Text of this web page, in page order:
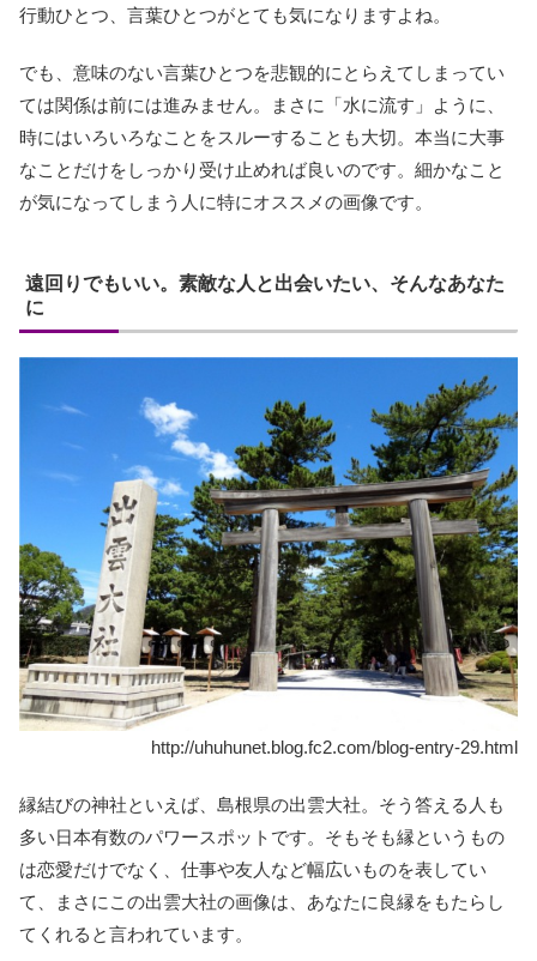
行動ひとつ、言葉ひとつがとても気になりますよね。
でも、意味のない言葉ひとつを悲観的にとらえてしまってい
ては関係は前には進みません。まさに「水に流す」ように、
時にはいろいろなことをスルーすることも大切。本当に大事
なことだけをしっかり受け止めれば良いのです。細かなこと
が気になってしまう人に特にオススメの画像です。
遠回りでもいい。素敵な人と出会いたい、そんなあなた
に
http://uhuhunet.blog.fc2.com/blog-entry-29.html
縁結びの神社といえば、島根県の出雲大社。そう答える人も
多い日本有数のパワースポットです。そもそも縁というもの
は恋愛だけでなく、仕事や友人など幅広いものを表してい
て、まさにこの出雲大社の画像は、あなたに良縁をもたらし
てくれると言われています。